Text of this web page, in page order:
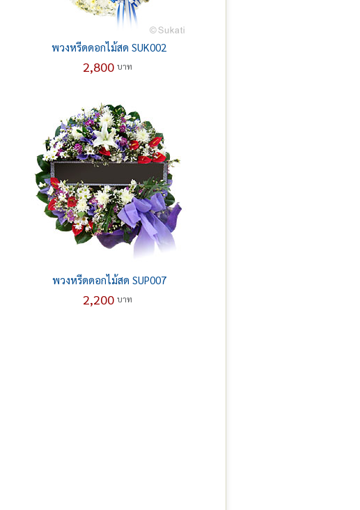
พวงหรีดดอกไม้สด SUK002
2,800บาท
พวงหรีดดอกไม้สด SUP007
2,200บาท